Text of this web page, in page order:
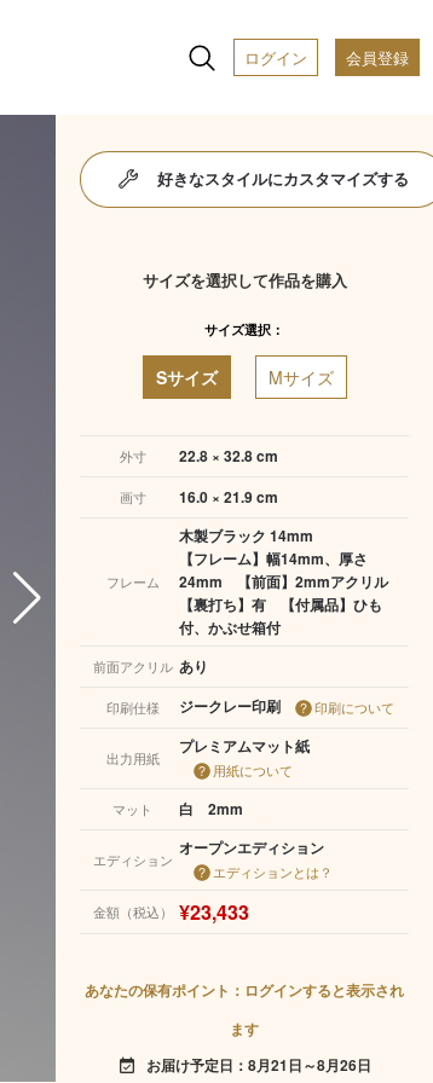
ログイン 会員登録
好きなスタイルにカスタマイズする
サイズを選択して作品を購入
サイズ選択：
Sサイズ Mサイズ
外寸 22.8 × 32.8 cm
画寸 16.0 × 21.9 cm
フレーム
木製ブラック 14mm
【フレーム】幅14mm、厚さ
24mm 【前面】2mmアクリル
【裏打ち】有 【付属品】ひも
付、かぶせ箱付
前面アクリル あり
印刷仕様 ジークレー印刷 印刷について
出力用紙
プレミアムマット紙
用紙について
マット
白 2mm
エディション
オープンエディション
エディションとは？
金額（税込） ¥23,433
あなたの保有ポイント：ログインすると表示され
ます
event_available お届け予定日：8月21日～8月26日